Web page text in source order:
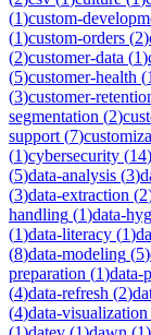
(1)custom-
(1)custom-orders (2)
(2)customer-data (1)
(5)customer-health (1
(3)customer-
segmentation (2)
support (7)
(1)cybersecurity (14)
(5)data-analysis (3)
(3)data-extraction (2
handling (1)data-
(1)data-literacy (1)
(8)data-modeling (5)
preparation (1)data-
(4)data-refresh (2)
(4)data-visualization